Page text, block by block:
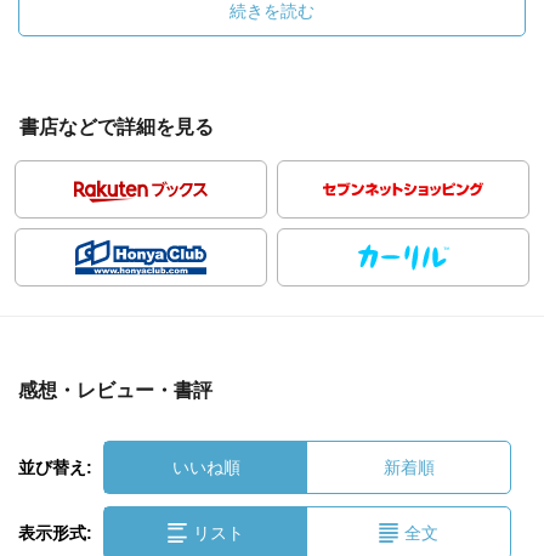
続きを読む
書店などで詳細を見る
感想・レビュー・書評
並び替え: いいね順 新着順
表示形式: リスト 全文